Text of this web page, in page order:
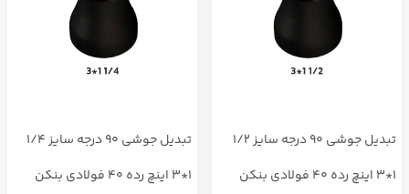
تبدیل جوشی 90 درجه سایز 1/2
1*3 اینچ رده 40 فولادی بنکن
تبدیل جوشی 90 درجه سایز 1/4
1*3 اینچ رده 40 فولادی بنکن